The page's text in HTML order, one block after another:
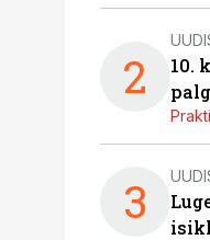
2
10.
3